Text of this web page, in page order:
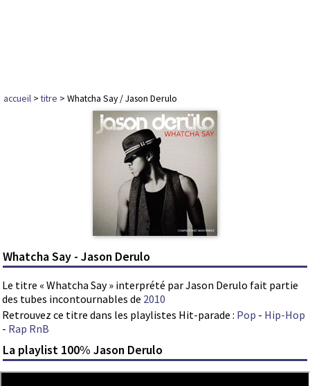
accueil >titre > Whatcha Say / Jason Derulo
Whatcha Say - Jason Derulo
Le titre « Whatcha Say » interprété par Jason Derulo fait partie
des tubes incontournables de 2010
Retrouvez ce titre dans les playlistes Hit-parade : Pop - Hip-Hop
- Rap RnB
La playlist 100% Jason Derulo